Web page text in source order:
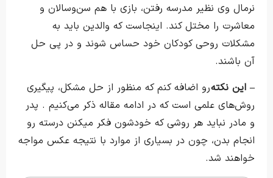
نرمال وی نظیر مدرسه رفتن، بازی با هم سن‌وسالان و
معاشرت را مختل کند. اینجاست که والدین باید به
مشکلات روحی کودکان خود حساس شوند و در پی حل
آن باشند.
– این نکتهرو اضافه کنم که منظور از حل مشکل، پیگیری
روش‌های علمی است که در ادامه مقاله ذکر می‌کنیم . پدر
و مادر نباید هر روشی که خودشون فکر میکنن درسته رو
انجام بدن، چون در بسیاری از موارد با نتیجه عکس مواجه
خواهند شد.